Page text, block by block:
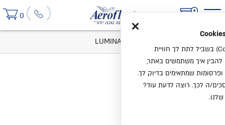
0 ×
אנחנו משתמשים בעוגיות (Cookies) בשביל לתת לך חוויית
להבין איך משתמשים באתר,
שמתאימים בדיוק לך.
ה לכך. רוצה לדעת עוד?